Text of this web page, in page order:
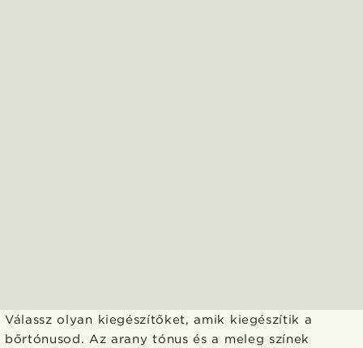
Válassz olyan kiegészítőket, amik kiegészítik a
bőrtónusod. Az arany tónus és a meleg színek